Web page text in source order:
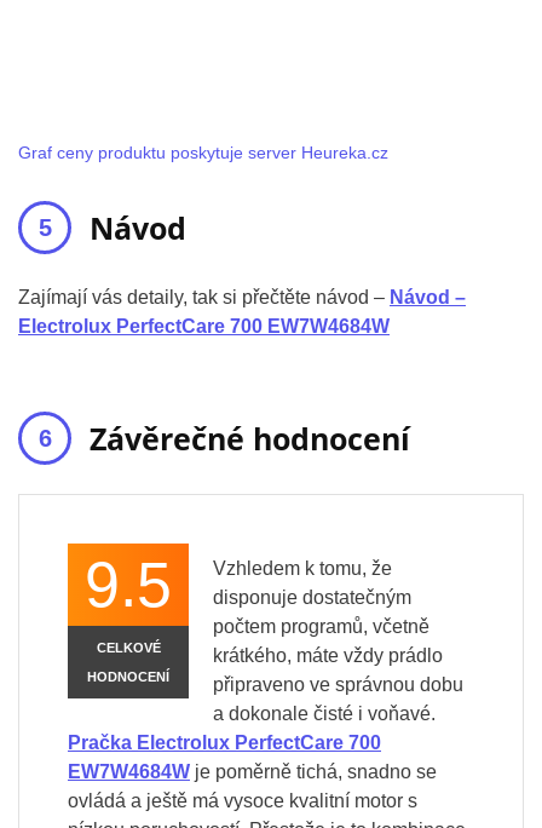
Graf ceny produktu poskytuje server Heureka.cz
Návod
Zajímají vás detaily, tak si přečtěte návod – Návod –
Electrolux PerfectCare 700 EW7W4684W
Závěrečné hodnocení
9.5
CELKOVÉ
HODNOCENÍ
Vzhledem k tomu, že
disponuje dostatečným
počtem programů, včetně
krátkého, máte vždy prádlo
připraveno ve správnou dobu
a dokonale čisté i voňavé.
Pračka Electrolux PerfectCare 700
EW7W4684W je poměrně tichá, snadno se
ovládá a ještě má vysoce kvalitní motor s